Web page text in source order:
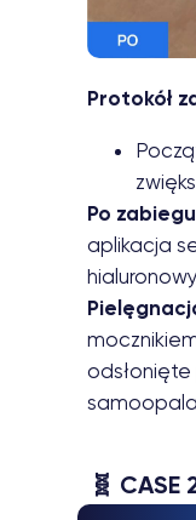
Protokół
Po
aplikacja
🧬 CASE